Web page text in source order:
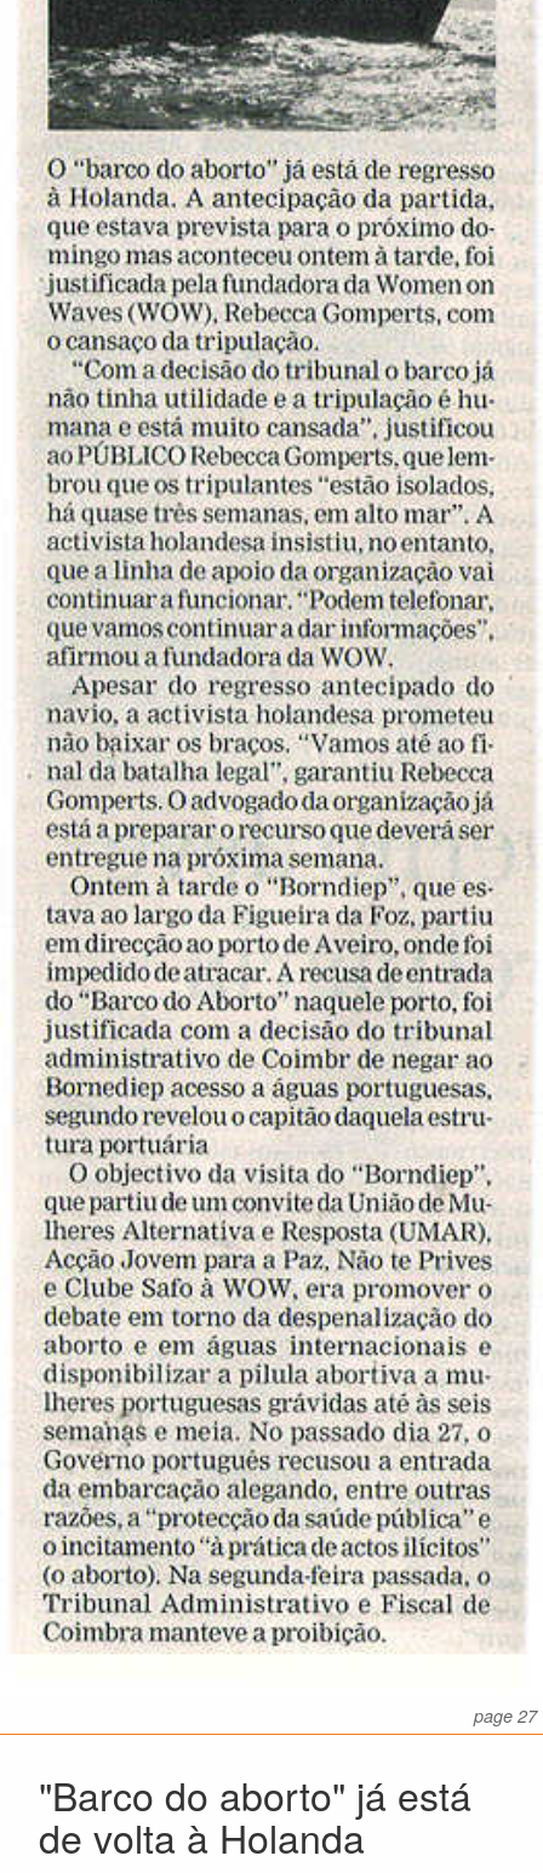
page 27
"Barco do aborto" já está
de volta à Holanda